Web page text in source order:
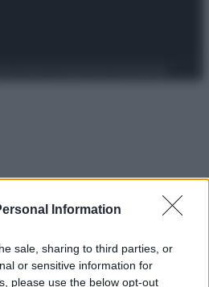
Information
sale, sharing to third parties, or
or sensitive information for
please use the below opt-out